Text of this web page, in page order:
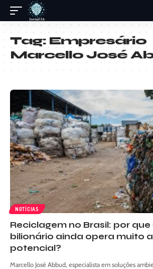
Tag:Empresário
Marcello José
NOTÍCIAS
Reciclagem no Brasil: por
bilionário ainda opera muito
potencial?
Marcello José Abbud, especialista em soluções